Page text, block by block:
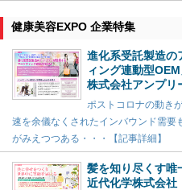
健康美容EXPO 企業特集
進化系受託製造の
ィング連動型OEM
株式会社アンプリ
ポストコロナの動き
速を余儀なくされたインバウンド需要
がみえつつある・・・【記事詳細】
髪を知り尽くす唯
近代化学株式会社